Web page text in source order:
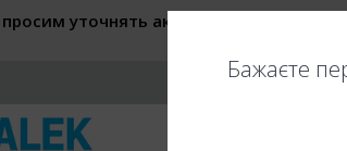
уточнять актуальные цены
Бажаєте